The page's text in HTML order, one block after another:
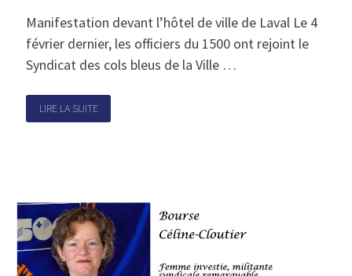
Manifestation devant l’hôtel de ville de Laval Le 4
février dernier, les officiers du 1500 ont rejoint le
Syndicat des cols bleus de la Ville …
LIRE LA SUITE